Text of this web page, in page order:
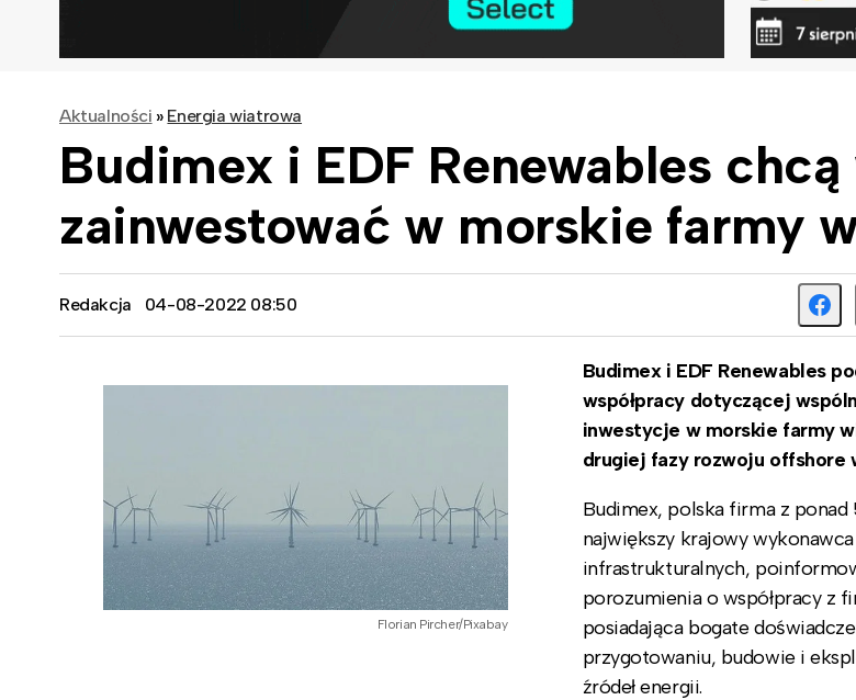
Aktualności » Energia wiatrowa
Budimex i EDF Renewables
zainwestować w morskie farmy
Redakcja 04-08-2022 08:50
Florian Pircher/Pixabay
Budimex i EDF Renewables
współpracy dotyczącej
inwestycje w morskie farmy
drugiej fazy rozwoju offshore
Budimex, polska firma z
największy krajowy
infrastrukturalnych,
porozumienia o współpracy z
posiadająca bogate
przygotowaniu, budowie i
źródeł energii.